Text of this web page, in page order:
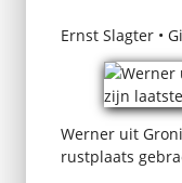
Ernst Slagter •
Werner uit
rustplaats